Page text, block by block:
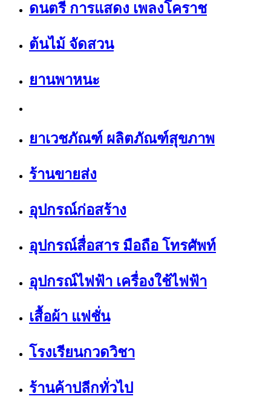
ดนตรี การแสดง เพลงโคราช
ต้นไม้ จัดสวน
ยานพาหนะ
ยาเวชภัณฑ์ ผลิตภัณฑ์สุขภาพ
ร้านขายส่ง
อุปกรณ์ก่อสร้าง
อุปกรณ์สื่อสาร มือถือ โทรศัพท์
อุปกรณ์ไฟฟ้า เครื่องใช้ไฟฟ้า
เสื้อผ้า แฟชั่น
โรงเรียนกวดวิชา
ร้านค้าปลีกทั่วไป